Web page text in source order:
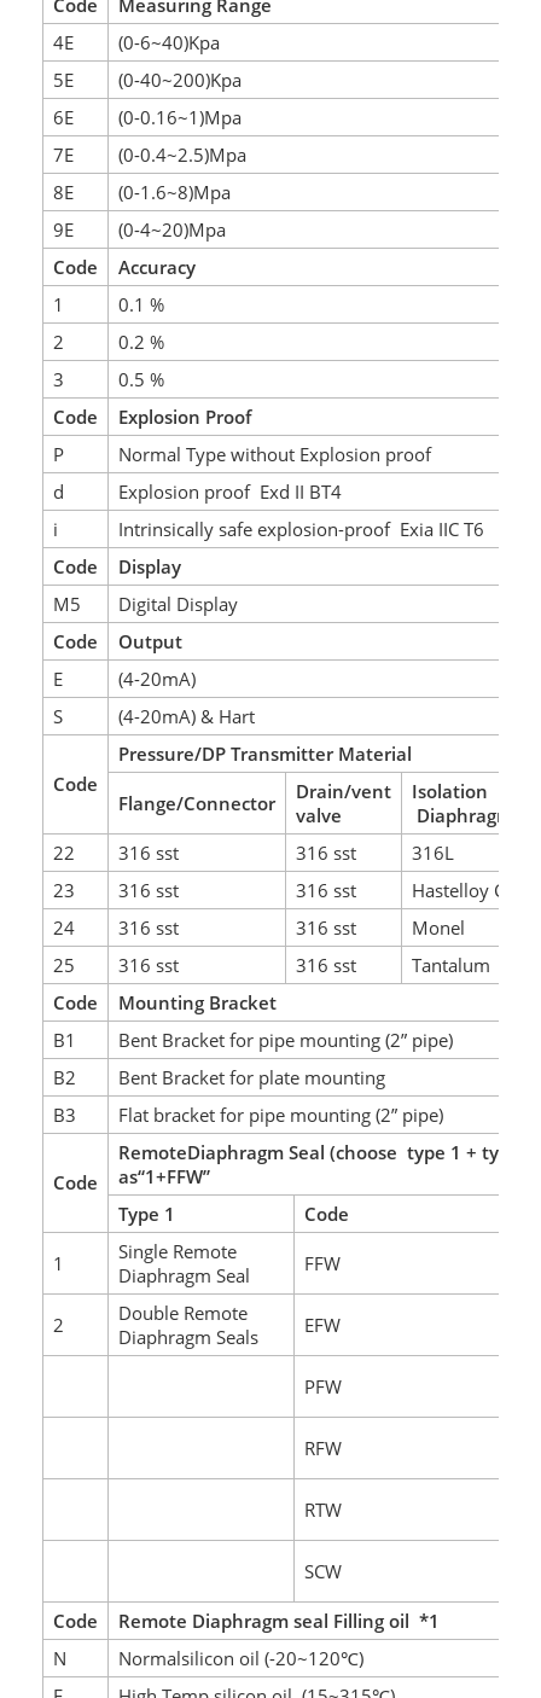
Code
Measuring Range
4E
(0-6~40)Kpa
5E
(0-40~200)Kpa
6E
(0-0.16~1)Mpa
7E
(0-0.4~2.5)Mpa
8E
(0-1.6~8)Mpa
9E
(0-4~20)Mpa
Code
Accuracy
1
0.1 %
2
0.2 %
3
0.5 %
Code
Explosion Proof
P
Normal Type without Explosion proof
d
Explosion proof Exd II BT4
i
Intrinsically safe explosion-proof Exia IIC T6
Code
Display
M5
Digital Display
Code
Output
E
(4-20mA)
S
(4-20mA) & Hart
Code
Pressure/DP Transmitter Material
Flange/Connector
Drain/vent
valve
Isolation
Diaphragm
22
316 sst 316 sst 316L
23
316 sst 316 sst Hastelloy C
24
316 sst 316 sst Monel
25
316 sst 316 sst Tantalum
Code
Mounting Bracket
B1
Bent Bracket for pipe mounting (2” pipe)
B2
Bent Bracket for plate mounting
B3
Flat bracket for pipe mounting (2” pipe)
Code
RemoteDiaphragm Seal (choose type 1 + type
as“1+FFW”
Type 1
Code
1
Single Remote
Diaphragm Seal
FFW
2
Double Remote
Diaphragm Seals
EFW
PFW
RFW
RTW
SCW
Code
Remote Diaphragm seal Filling oil *1
N
Normalsilicon oil (-20~120℃)